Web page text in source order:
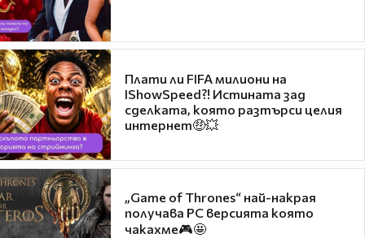
Плати ли FIFA милиони на
IShowSpeed?! Истината зад
сделката, която разтърси целия
интернет🤑💥
„Game of Thrones“ най-накрая
получава PC версията която
чакахме🎮🤩